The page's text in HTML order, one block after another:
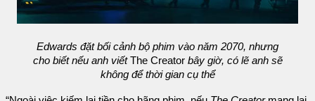
Edwards đặt bối cảnh bộ phim vào năm 2070, nhưng
cho biết nếu anh viếtThe Creator bây giờ, có lẽ anh sẽ
không để thời gian cụ thể